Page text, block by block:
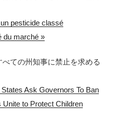
pesticide classé
du marché »
ての州知事に禁止を求める
Ask Governors To Ban
to Protect Children